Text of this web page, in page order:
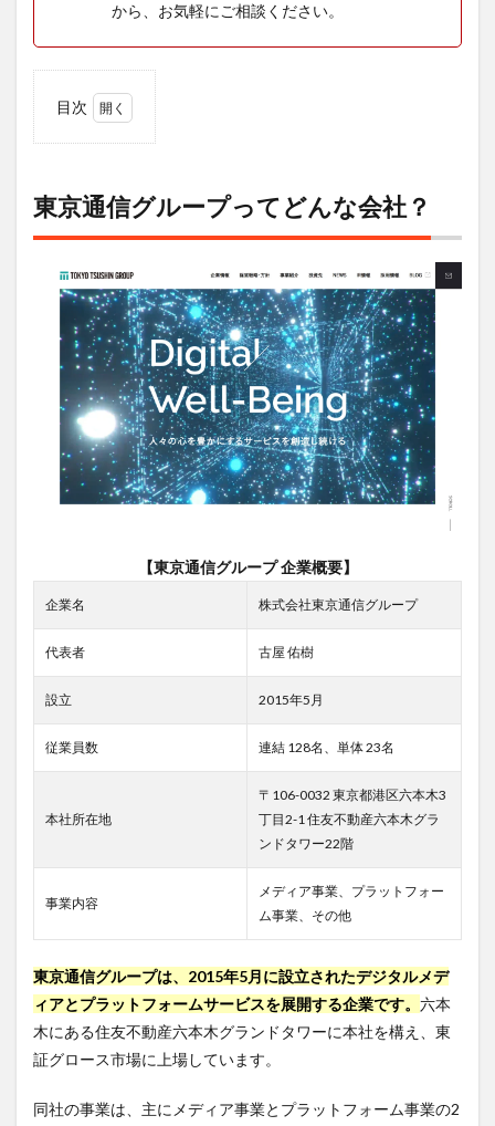
から、お気軽にご相談ください。
目次
グル
ープ
って
な会
社？
東京
通信
グル
ープ
の年
収事
情
2.1
限
2.2
給制
度
通信
ープ
途採
実態
3.1
中途
の求
人数
集要
件
東京通信グループってどんな会社？
【東京通信グループ 企業概要】
企業名 株式会社東京通信グループ
代表者 古屋 佑樹
設立 2015年5月
従業員数 連結 128名、単体 23名
本社所在地
〒106-0032 東京都港区六本木3
丁目2-1 住友不動産六本木グラ
ンドタワー22階
事業内容
メディア事業、プラットフォー
ム事業、その他
東京通信グループは、2015年5月に設立されたデジタルメデ
ィアとプラットフォームサービスを展開する企業です。 六本
木にある住友不動産六本木グランドタワーに本社を構え、東
証グロース市場に上場しています。
同社の事業は、主にメディア事業とプラットフォーム事業の2